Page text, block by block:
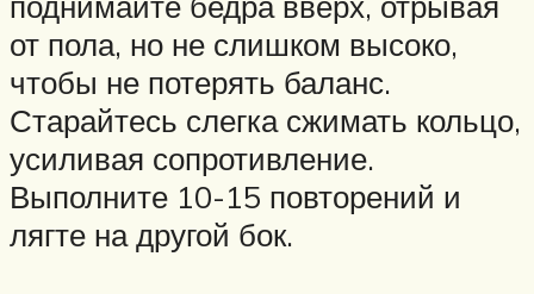
от пола, но не слишком высоко,
чтобы не потерять баланс.
Старайтесь слегка сжимать кольцо,
усиливая сопротивление.
Выполните 10-15 повторений и
лягте на другой бок.